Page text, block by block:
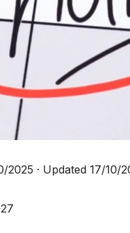
2025 · Updated 17/10/